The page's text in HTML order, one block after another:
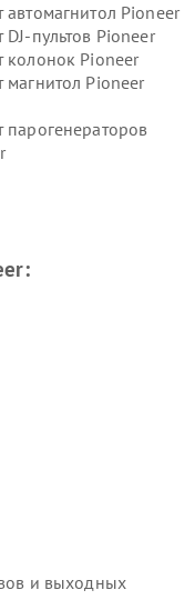
автомагнитол Pioneer
DJ-пультов Pioneer
колонок Pioneer
магнитол Pioneer
парогенераторов
и выходных